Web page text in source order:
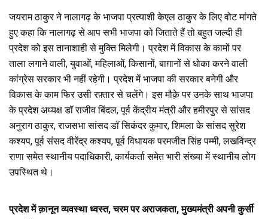
जयराम ठाकुर ने नालागढ़ के भाजपा प्रत्याशी केएल ठाकुर के लिए वोट मांगते
हुए कहा कि नालागढ़ से आप सभी भाजपा को जिताते हैं तो बहुत जल्दी ही
प्रदेश को इस तानाशाही से मुक्ति मिलेगी। प्रदेश में विकास के कामों पर
ताला लगाने वाली, युवाओं, महिलाओं, किसानों, बाग़ानों से धोका करने वाली
कांग्रेस सरकार भी नहीं रहेगी। प्रदेश में भाजपा की सरकार बनेगी और
विकास के काम फिर उसी रफ़्तार से चलेंगे। इस मौक़े पर उनके साथ भाजपा
के प्रदेश अध्यक्ष डॉ राजीव बिंदल, पूर्व केंद्रीय मंत्री और हमीरपुर से सांसद
अनुराग ठाकुर, राजसभा सांसद डॉ सिकंदर कुमार, शिमला के सांसद सुरेश
कश्यप, पूर्व संसद वीरेंद्र कश्यप, पूर्व विधायक परमजीत सिंह पम्मी, लखविन्द्र
राणा समेत स्थानीय पदाधिकारी, कार्यकर्ता समेत भारी संख्या में स्थानीय लोग
उपस्थित थे।
प्रदेश में क़ानून व्यवस्था ध्वस्त, चरम पर अराजकता, मुख्यमंत्री अपनी कुर्सी